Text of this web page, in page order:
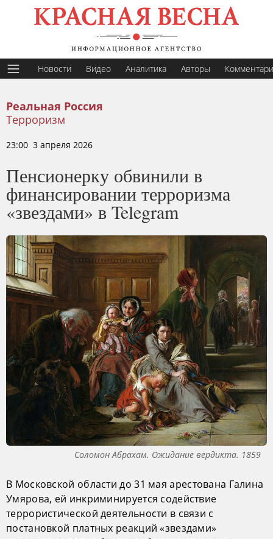
Новости Видео Аналитика Авторы
Реальная Россия
Терроризм
23:00 3 апреля 2026
Пенсионерку обвинили в
финансировании терроризма
«звездами» в Telegram
Соломон Абрахам. Ожидание вердикта. 1859
В Московской области до 31 мая арестована Галина
Умярова, ей инкриминируется содействие
террористической деятельности в связи с
постановкой платных реакций «звездами»